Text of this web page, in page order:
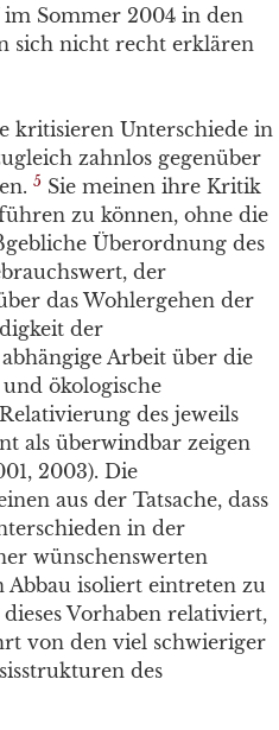
Sommer 2004 in den
sich nicht recht erklären
kritisieren Unterschiede in
zahnlos gegenüber
5 Sie meinen ihre Kritik
zu können, ohne die
Überordnung des
der
das Wohlergehen der
der
Arbeit über die
ökologische
des jeweils
als überwindbar zeigen
2003). Die
aus der Tatsache, dass
in der
wünschenswerten
Abbau isoliert eintreten zu
Vorhaben relativiert,
von den viel schwieriger
des